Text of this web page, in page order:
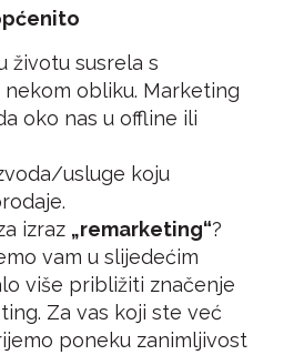
životu susrela s
obliku. Marketing
oko nas u offline ili
usluge koju
izraz „remarketing“?
vam u slijedećim
više približiti značenje
Za vas koji ste već
poneku zanimljivost